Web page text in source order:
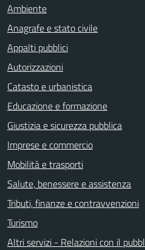
Ambiente
Anagrafe e stato civile
Appalti pubblici
Autorizzazioni
Catasto e urbanistica
Educazione e formazione
Giustizia e sicurezza pubblica
Imprese e commercio
Mobilità e trasporti
Salute, benessere e assistenza
Tributi, finanze e contravvenzioni
Turismo
Altri servizi - Relazioni con il